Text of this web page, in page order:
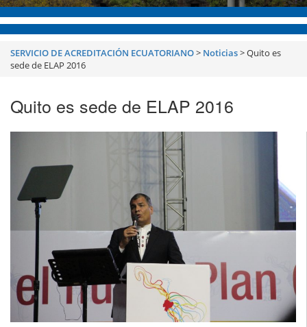
SERVICIO DE ACREDITACIÓN ECUATORIANO> Noticias>Quito es
sede de ELAP 2016
Quito es sede de ELAP 2016